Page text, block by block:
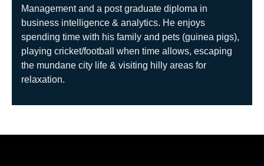
Management and a post graduate diploma in
business intelligence & analytics. He enjoys
spending time with his family and pets (guinea pigs),
playing cricket/football when time allows, escaping
the mundane city life & visiting hilly areas for
relaxation.